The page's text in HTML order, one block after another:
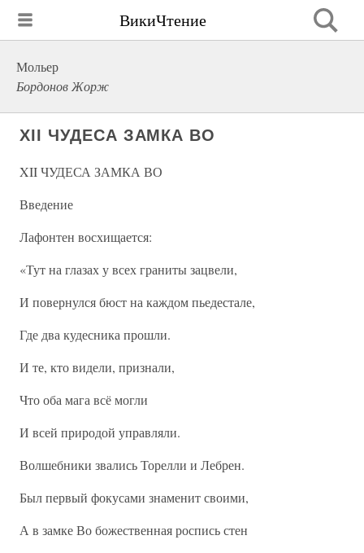
ВикиЧтение
Мольер
Бордонов Жорж
XII ЧУДЕСА ЗАМКА ВО
XII ЧУДЕСА ЗАМКА ВО
Введение
Лафонтен восхищается:
«Тут на глазах у всех граниты зацвели,
И повернулся бюст на каждом пьедестале,
Где два кудесника прошли.
И те, кто видели, признали,
Что оба мага всё могли
И всей природой управляли.
Волшебники звались Торелли и Лебрен.
Был первый фокусами знаменит своими,
А в замке Во божественная роспись стен